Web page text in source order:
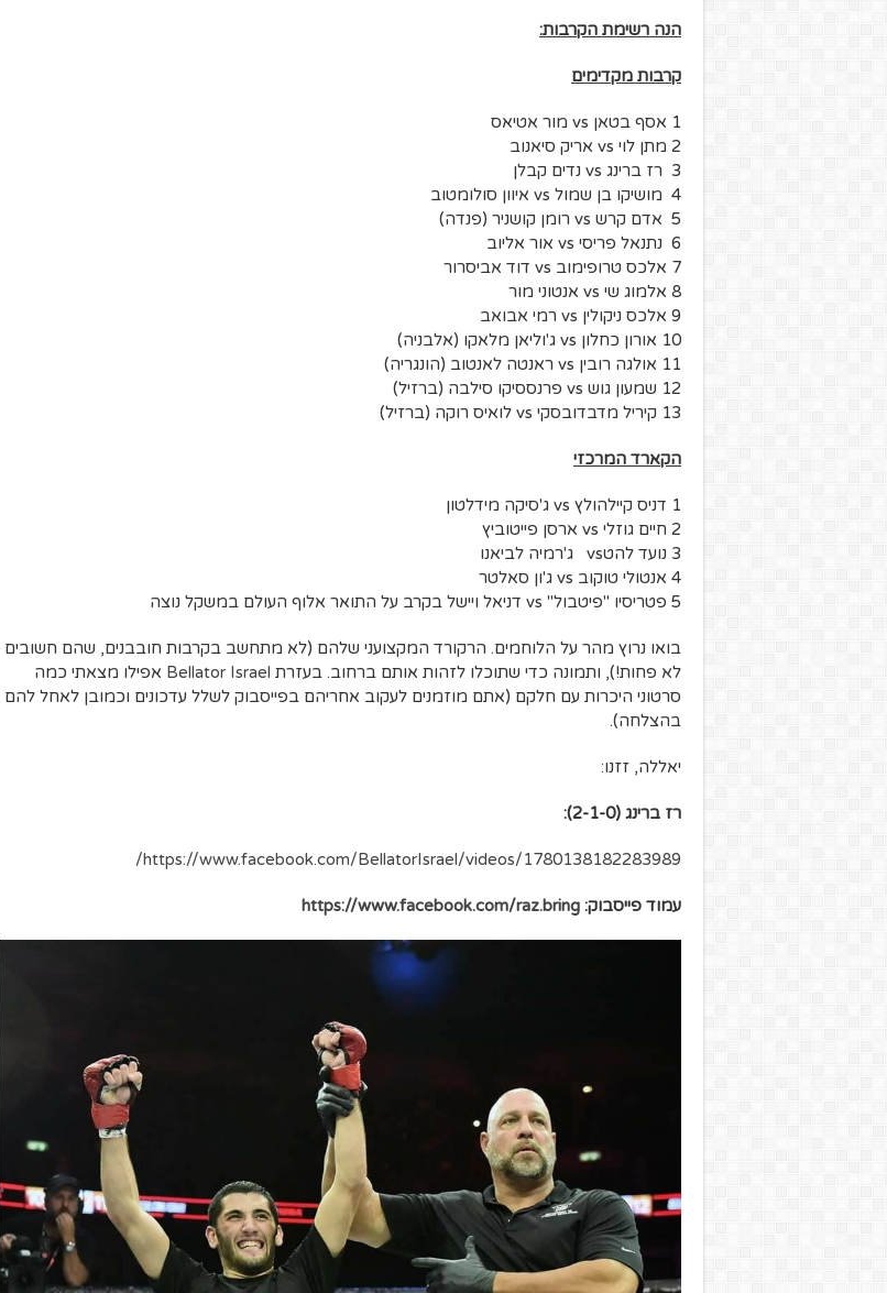
הנה רשימת הקרבות:
קרבות מקדימים
1 אסף בטאן vs מור אטיאס
2 מתן לוי vs אריק סיאנוב
3 רז ברינג vs נדים קבלן
4 מושיקו בן שמול vs איוון סולומטוב
5 אדם קרש vs רומן קושניר (פנדה)
6 נתנאל פריסי vs אור אליוב
7 אלכס טרופימוב vs דוד אביסרור
8 אלמוג שי vs אנטוני מור
9 אלכס ניקולין vs רמי אבואב
10 אורון כחלון vs ג'וליאן מלאקו (אלבניה)
11 אולגה רובין vs ראנטה לאנטוב (הונגריה)
12 שמעון גוש vs פרנססיקו סילבה (ברזיל)
13 קיריל מדבדובסקי vs לואיס רוקה (ברזיל)
הקארד המרכזי
1 דניס קיילהולץ vs ג'סיקה מידלטון
2 חיים גוזלי vs ארסן פייטוביץ
3 נועד להטvs ג'רמיה לביאנו
4 אנטולי טוקוב vs ג'ון סאלטר
5 פטריסיו "פיטבול" vs דניאל ויישל בקרב על התואר אלוף העולם במשקל נוצה
בואו נרוץ מהר על הלוחמים. הרקורד המקצועני שלהם (לא מתחשב בקרבות חובבנים, שהם חשובים
לא פחות!), ותמונה כדי שתוכלו לזהות אותם ברחוב. בעזרת Bellator Israel אפילו מצאתי כמה
סרטוני היכרות עם חלקם (אתם מוזמנים לעקוב אחריהם בפייסבוק לשלל עדכונים וכמובן לאחל להם
בהצלחה).
יאללה, זזנו:
רז ברינג (2-1-0):
https://www.facebook.com/BellatorIsrael/videos/1780138182283989/
עמוד פייסבוק: https://www.facebook.com/raz.bring